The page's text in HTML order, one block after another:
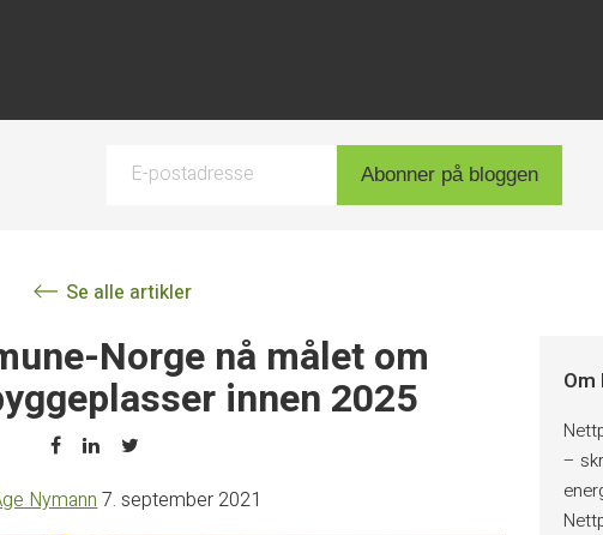
E-postadresse Abonner på bloggen
Se alle artikler
Norge nå målet om
innen 2025
Nymann 7. september 2021
–